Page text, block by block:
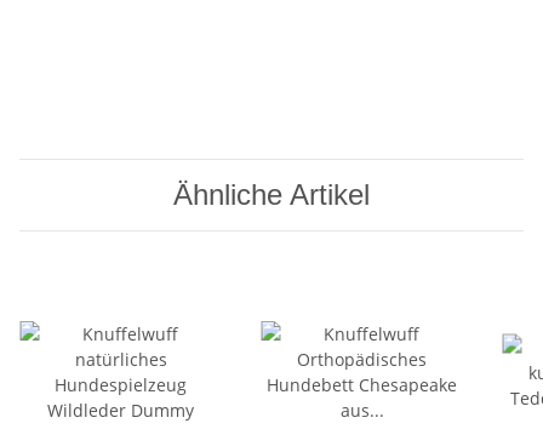
Ähnliche Artikel